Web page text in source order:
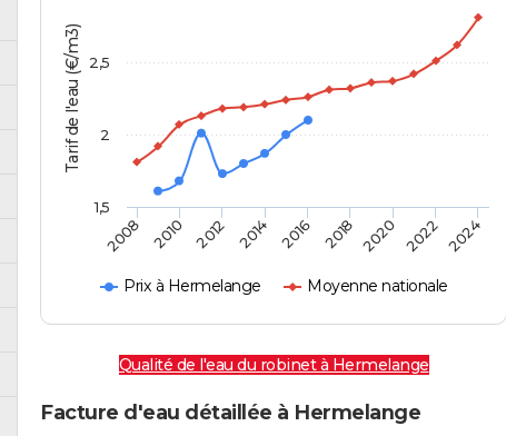
Tarif de l'eau (€/m3)
Prix à Hermelange Moyenne nationale
2008 2010 2012 2014 2016 2018 2020 2022 2024
1,5
2
2,5
Qualité de l'eau du robinet à Hermelange
Facture d'eau détaillée à Hermelange